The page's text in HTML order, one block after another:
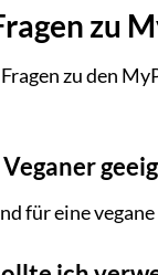
zu
zu den
für eine